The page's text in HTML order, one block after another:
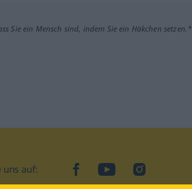
Sie ein Mensch sind, indem Sie ein Häkchen setzen.*
uns auf: facebookYouTubeInstagram